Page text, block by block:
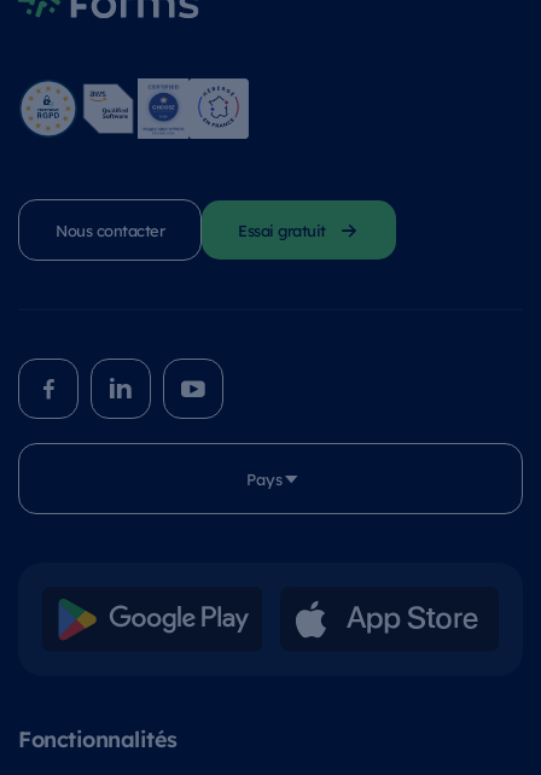
Nous contacter Essai gratuit
Pays
Fonctionnalités